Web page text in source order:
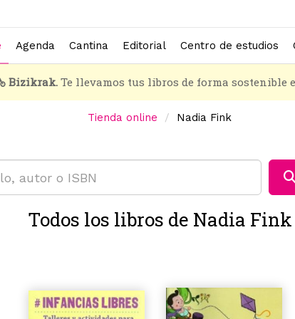
Agenda Cantina Editorial Centro de estudios
Bizikrak.Te llevamos tus libros de forma sostenible
Tienda online Nadia Fink
Todos los libros de Nadia Fink